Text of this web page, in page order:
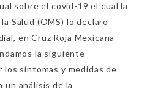
sobre el covid-19 el cual la
Salud (OMS) lo declaro
en Cruz Roja Mexicana
la siguiente
síntomas y medidas de
un análisis de la